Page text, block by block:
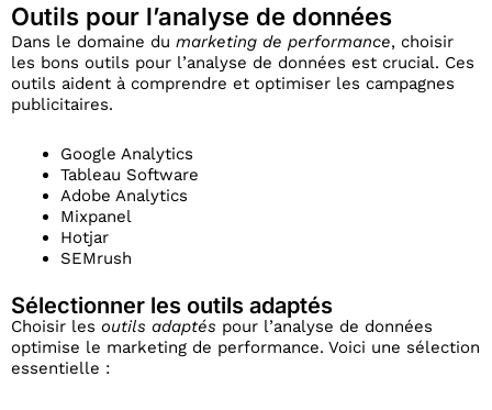
Outils pour l’analyse de données
Dans le domaine du marketing de performance, choisir
les bons outils pour l’analyse de données est crucial. Ces
outils aident à comprendre et optimiser les campagnes
publicitaires.
Google Analytics
Tableau Software
Adobe Analytics
Mixpanel
Hotjar
SEMrush
Sélectionner les outils adaptés
Choisir les outils adaptés pour l’analyse de données
optimise le marketing de performance. Voici une sélection
essentielle :